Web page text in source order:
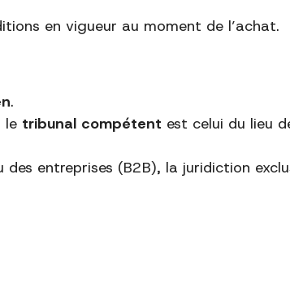
en vigueur au moment de l’achat.
.
le tribunal compétent est celui du lieu
entreprises (B2B), la juridiction